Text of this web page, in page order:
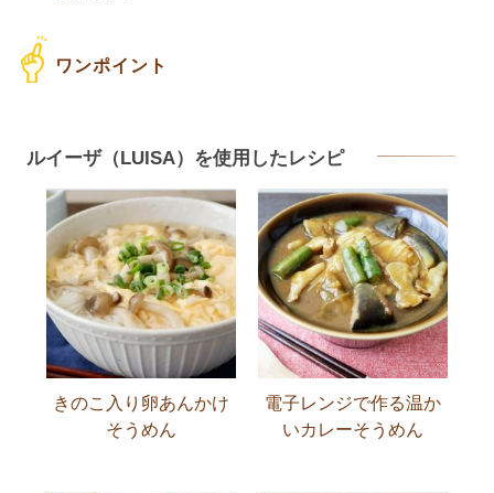
ルイーザ（LUISA）を使用したレシピ
きのこ入り卵あんかけ
そうめん
電子レンジで作る温か
いカレーそうめん